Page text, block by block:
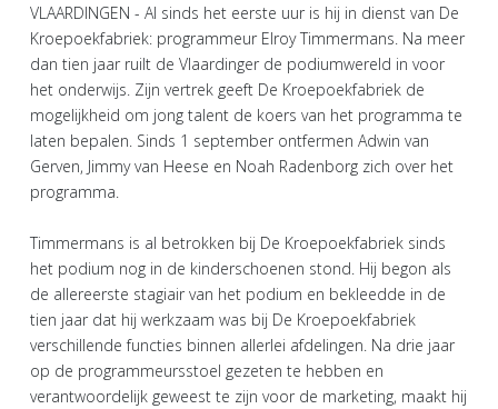
VLAARDINGEN - Al sinds het eerste uur is hij in dienst van De
Kroepoekfabriek: programmeur Elroy Timmermans. Na meer
dan tien jaar ruilt de Vlaardinger de podiumwereld in voor
het onderwijs. Zijn vertrek geeft De Kroepoekfabriek de
mogelijkheid om jong talent de koers van het programma te
laten bepalen. Sinds 1 september ontfermen Adwin van
Gerven, Jimmy van Heese en Noah Radenborg zich over het
programma.
Timmermans is al betrokken bij De Kroepoekfabriek sinds
het podium nog in de kinderschoenen stond. Hij begon als
de allereerste stagiair van het podium en bekleedde in de
tien jaar dat hij werkzaam was bij De Kroepoekfabriek
verschillende functies binnen allerlei afdelingen. Na drie jaar
op de programmeursstoel gezeten te hebben en
verantwoordelijk geweest te zijn voor de marketing, maakt hij